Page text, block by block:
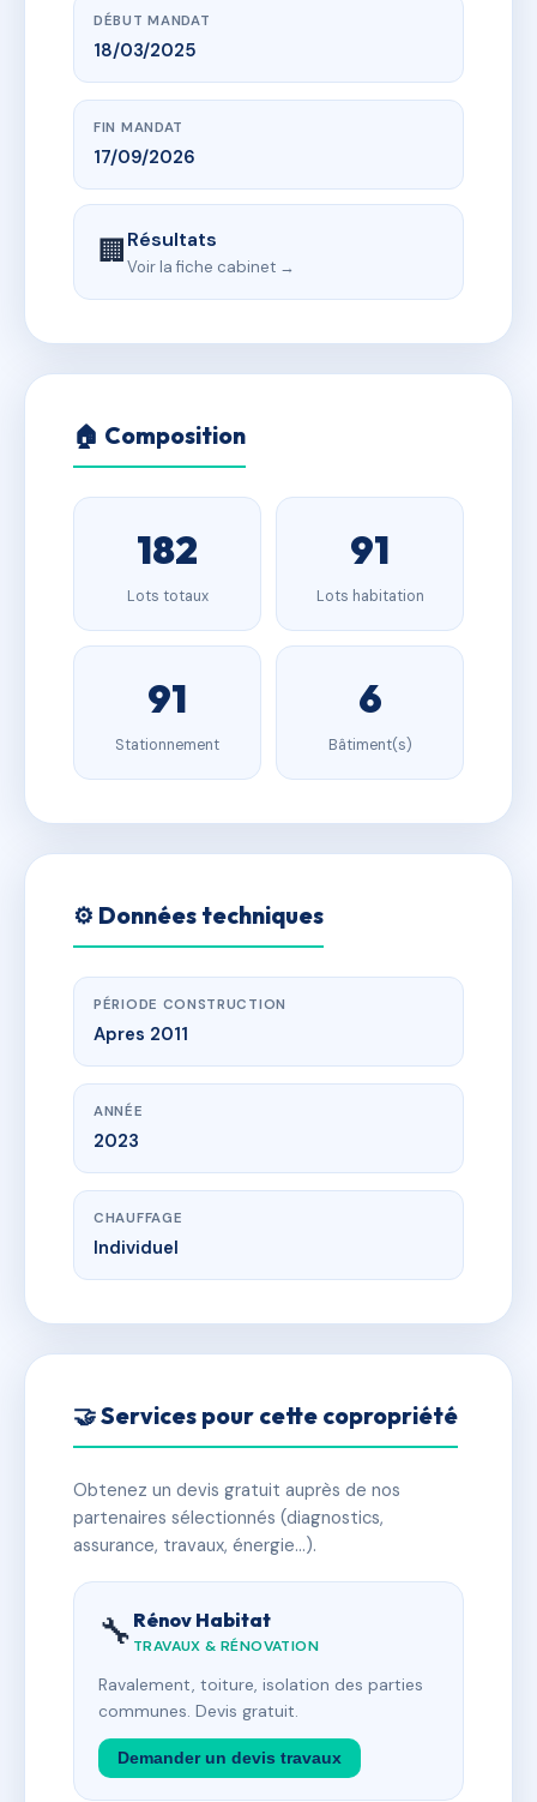
DÉBUT MANDAT
18/03/2025
FIN MANDAT
17/09/2026
🏢Résultats
Voir la fiche cabinet →
🏠 Composition
182
Lots totaux
91
Lots habitation
91
Stationnement
6
Bâtiment(s)
⚙️ Données techniques
PÉRIODE CONSTRUCTION
Apres 2011
ANNÉE
2023
CHAUFFAGE
Individuel
🤝 Services pour cette copropriété
Obtenez un devis gratuit auprès de nos
partenaires sélectionnés (diagnostics,
assurance, travaux, énergie…).
🔧 Rénov Habitat
TRAVAUX & RÉNOVATION
Ravalement, toiture, isolation des parties
communes. Devis gratuit.
Demander un devis travaux